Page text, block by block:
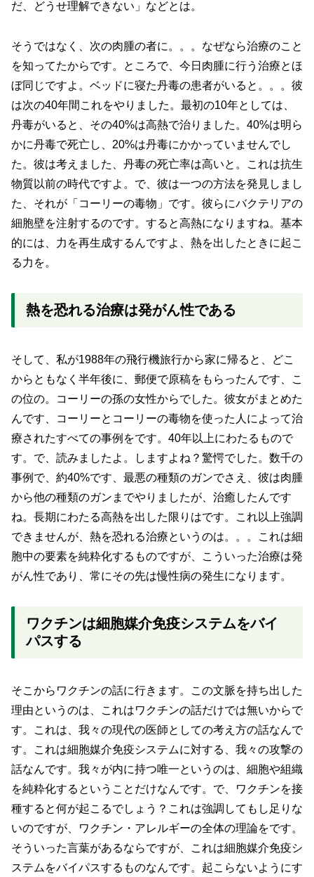
だ、どうせ理解できない」などとは。
そうではなく、次の肉腫の者に。。。なぜなら治療のこと
を知ってたからです。ところで、今日肉腫に行う治療とほ
ぼ同じですよ。ベッドに寝た丹毒の患者がいると。。。彼
は次の40年間これをやりました。最初の10年としては、
丹毒がいると、その40%は高熱で治りました。40%は明ら
かに丹毒で死亡し、20%は丹毒にかかっていませんでし
た。彼は考えました、丹毒の死亡率は高いと。これは抗生
物質以前の時代ですよ。で、彼は一つの方法を発見しまし
た、それが「コーリーの毒物」です。彼らにバクテリアの
細胞壁を注射するのです。すると高熱になりますね。基本
的には、力を再生成するんですよ、熱を出したときに起こ
る力を。
熱を恐れる治療は発がん性である
そして、私が1988年の飛行機旅行から家に帰ると、どこ
からともなく半年後に、郵便で原稿をもらったんです、こ
の位の。コーリーの孫の女性からでした。彼女がまとめた
んです、コーリーとコーリーの毒物を使った人によって治
療されたすべての事例をです。40年以上にわたるもので
す。で、読みましたよ。しますよね？驚愕でした。数千の
事例で、約40%です、最悪の種類のガンでさえ、彼は肉腫
から他の種類のガンまでやりましたが、治癒したんです
ね。長期にわたる高熱を出した限りはです。これ以上強調
できませんが、熱を恐れる治療というのは。。。これは細
胞中の要素を純粋化するものですが、こういった治療は発
がん性であり、常にその先は慢性病の発生になります。
ワクチンは細胞媒介免疫システムをバイ
パスする
そこからワクチンの話に行きます。この文脈を持ち出した
理由というのは、これはワクチンの話だけでは無いからで
す。これは、我々の現代の医師としての考え方の話なんで
す。これは細胞媒介免疫システムに対する、我々の攻撃の
話なんです。我々が内に持つ唯一というのは、細胞や組織
を純粋化するということだけなんです。で、ワクチンを接
種すると何が起こるでしょう？これは強調してもし足りな
いのですが、ワクチン・アレルギーの全体の理論をです。
そういった言葉があるならですが、これは細胞媒介免疫シ
ステムをバイパスするものなんです。起こらないようにす